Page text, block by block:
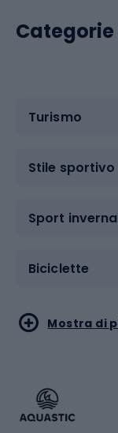
Turismo
Stile sportivo
Sport
Biciclette
Sport
Bikepacking
Sport di arti
Sport con le
Mostra di